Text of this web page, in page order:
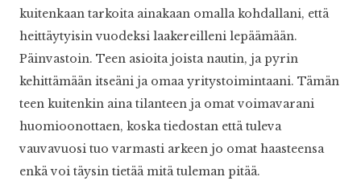
kuitenkaan tarkoita ainakaan omalla kohdallani, että
heittäytyisin vuodeksi laakereilleni lepäämään.
Päinvastoin. Teen asioita joista nautin, ja pyrin
kehittämään itseäni ja omaa yritystoimintaani. Tämän
teen kuitenkin aina tilanteen ja omat voimavarani
huomioonottaen, koska tiedostan että tuleva
vauvavuosi tuo varmasti arkeen jo omat haasteensa
enkä voi täysin tietää mitä tuleman pitää.